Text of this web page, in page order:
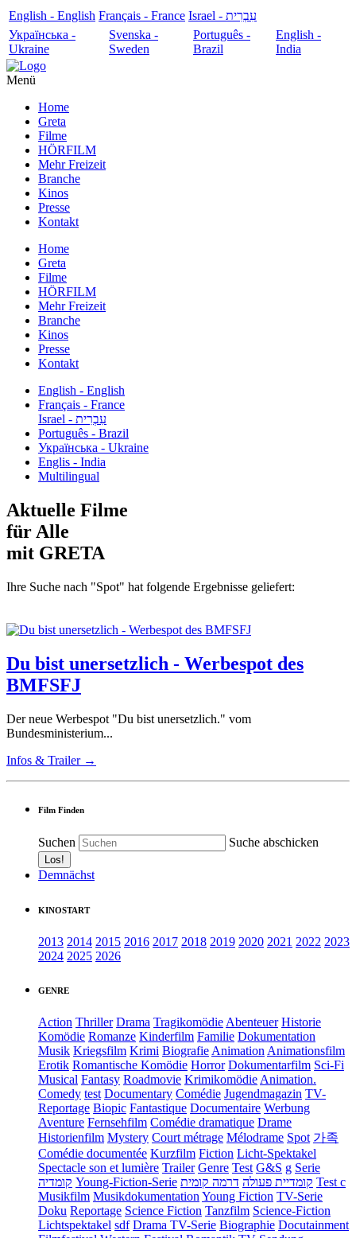
English - English Français - France
עִבְרִית - Israel
Українська -
Ukraine
Svenska -
Sweden
Português -
Brazil
English -
India
Menü
Home
Greta
Filme
HÖRFILM
Mehr Freizeit
Branche
Kinos
Presse
Kontakt
Home
Greta
Filme
HÖRFILM
Mehr Freizeit
Branche
Kinos
Presse
Kontakt
English - English
Français - France
עִבְרִית - Israel
Português - Brazil
Українська - Ukraine
Englis - India
Multilingual
Aktuelle Filme
für Alle
mit GRETA
Ihre Suche nach "Spot" hat folgende Ergebnisse geliefert:
Du bist unersetzlich - Werbespot des
BMFSFJ
Der neue Werbespot "Du bist unersetzlich." vom
Bundesministerium...
Infos & Trailer →
Film Finden
Suchen Suche abschicken
Demnächst
KINOSTART
2013 2014 2015 2016 2017 2018 2019 2020 2021 2022 2023
2024 2025 2026
GENRE
Action Thriller Drama TragikomödieAbenteuer Historie
Komödie Romanze Kinderfilm Familie Dokumentation
Musik Kriegsfilm Krimi BiografieAnimationAnimationsfilm
Erotik Romantische Komödie Horror Dokumentarfilm Sci-Fi
Musical Fantasy Roadmovie KrimikomödieAnimation.
Comedy test Documentary Comédie Jugendmagazin TV-
Reportage Biopic Fantastique Documentaire Werbung
Aventure Fernsehfilm Comédie dramatique Drame
Historienfilm Mystery Court métrage Mélodrame Spot 가족
Comédie documentée Kurzfilm Fiction Licht-Spektakel
Spectacle son et lumière Trailer Genre Test G&S g Serie
קומדיה Young-Fiction-Serie קומדיית פעולה דרמה קומית
Test c
Musikfilm MusikdokumentationYoung Fiction TV-Serie
Doku Reportage Science Fiction Tanzfilm Science-Fiction
Lichtspektakel sdf Drama TV-Serie Biographie Docutainment